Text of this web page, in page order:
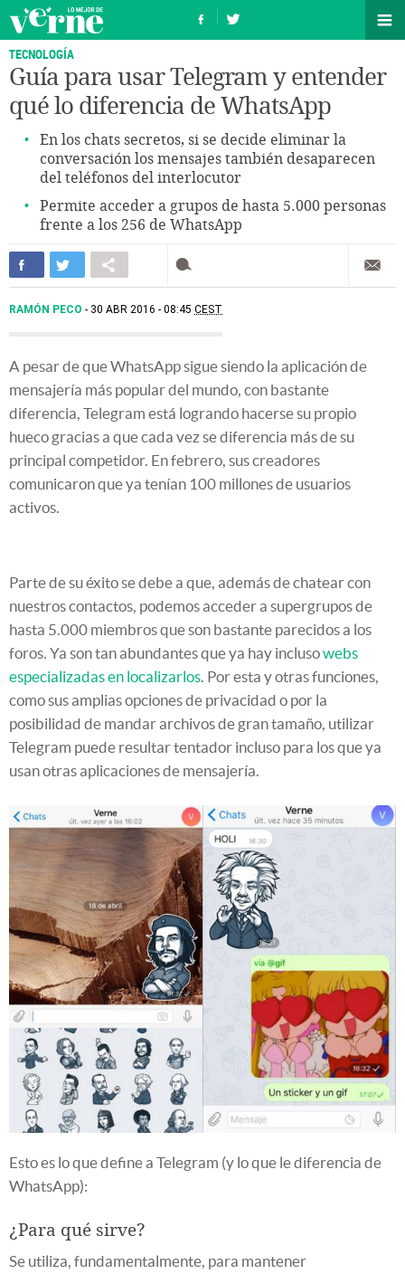
TECNOLOGÍA
Guía para usar Telegram y entender
qué lo diferencia de WhatsApp
En los chats secretos, si se decide eliminar la
conversación los mensajes también desaparecen
del teléfonos del interlocutor
Permite acceder a grupos de hasta 5.000 personas
frente a los 256 de WhatsApp
RAMÓN PECO 30 ABR 2016 - 08:45 CEST
A pesar de que WhatsApp sigue siendo la aplicación de
mensajería más popular del mundo, con bastante
diferencia, Telegram está logrando hacerse su propio
hueco gracias a que cada vez se diferencia más de su
principal competidor. En febrero, sus creadores
comunicaron que ya tenían 100 millones de usuarios
activos.
Parte de su éxito se debe a que, además de chatear con
nuestros contactos, podemos acceder a supergrupos de
hasta 5.000 miembros que son bastante parecidos a los
foros. Ya son tan abundantes que ya hay inclusowebs
especializadas en localizarlos. Por esta y otras funciones,
como sus amplias opciones de privacidad o por la
posibilidad de mandar archivos de gran tamaño, utilizar
Telegram puede resultar tentador incluso para los que ya
usan otras aplicaciones de mensajería.
Esto es lo que define a Telegram (y lo que le diferencia de
WhatsApp):
¿Para qué sirve?
Se utiliza, fundamentalmente, para mantener